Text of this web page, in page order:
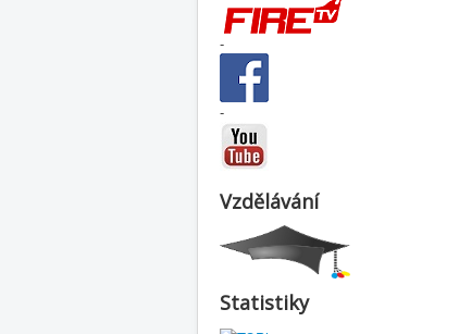
-
-
Vzdělávání
Statistiky